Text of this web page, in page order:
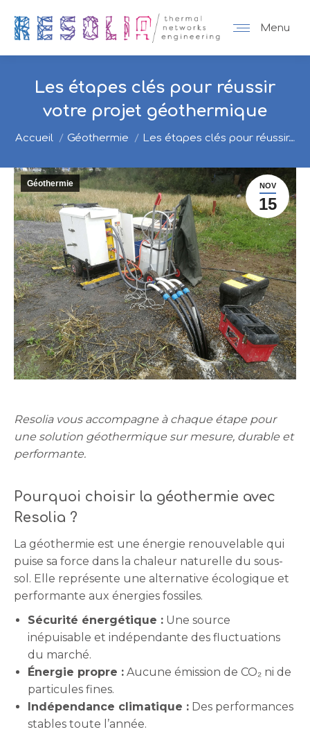
Menu
Les étapes clés pour réussir
votre projet géothermique
Vous êtes ici :
Accueil Géothermie Les étapes clés pour réussir…
NOV
15
Géothermie
Resolia vous accompagne à chaque étape pour
une solution géothermique sur mesure, durable et
performante.
Pourquoi choisir la géothermie avec
Resolia ?
La géothermie est une énergie renouvelable qui
puise sa force dans la chaleur naturelle du sous-
sol. Elle représente une alternative écologique et
performante aux énergies fossiles.
Sécurité énergétique : Une source
inépuisable et indépendante des fluctuations
du marché.
Énergie propre : Aucune émission de CO₂ ni de
particules fines.
Indépendance climatique : Des performances
stables toute l’année.